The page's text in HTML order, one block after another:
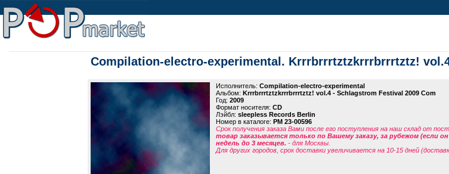
Compilation-electro-experimental. Krrrbrrrtztzkrrrbrrrtztz!
Исполнитель: Compilation-electro-experimental
Альбом: Krrrbrrrtztzkrrrbrrrtztz! vol.4 - Schlagstrom Festival 2009 Com
Год: 2009
Формат носителя: CD
Лэйбл: sleepless Records Berlin
Номер в каталоге: PM 23-00596
Срок получения заказа Вами после его поступления на наш склад от
товар заказывается только по Вашему заказу, за рубежом (если
недель до 3 месяцев. - для Москвы.
Для других городов, срок доставки увеличивается на 10-15 дней